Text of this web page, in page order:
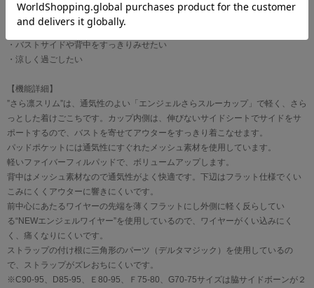
【こんなあなたにおすすめ】
・バストサイドや背中をすっきりみせたい
・涼しく過ごしたい
【機能詳細】
”さら凛スリム”は、通気性のよい「エンジェルさらスルーカップ」で軽く、さら
っとした着けごこちです。カップ内側は、伸びないサイドシートでサイドをサ
ポートするので、バストを寄せてアウターをすっきり着こなせます。
パッドポケットには通気性にすぐれたメッシュ素材を使用しています。
軽いファイバーフィルパッドで、ボリュームアップします。
背中はメッシュ素材なので通気性がよく快適です。下辺はフラット仕様でくい
こみにくくアウターに響きにくいです。
前中心にあたるワイヤーの先端を薄くフラットにし外側に軽く反らしてい
る“NEWエンジェルワイヤー”を使用しているので、ワイヤーがくい込みにく
く、痛くなりにくいです。
ストラップの付け根に三角形のパーツ（デルタマジック）を使用しているの
で、ストラップがズレおちにくいです。
※C90-95、D85-95、Ｅ80-95、Ｆ75-80、G70-75サイズは脇サイドボーンが２